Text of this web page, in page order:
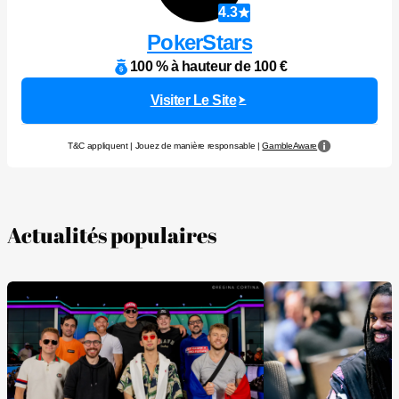
4.3
PokerStars
100 % à hauteur de 100 €
Visiter Le Site
T&C appliquent | Jouez de manière responsable |GambleAware
Actualités populaires